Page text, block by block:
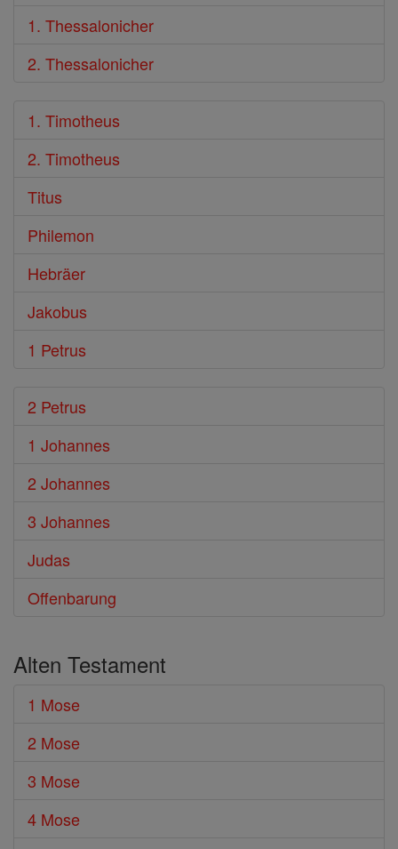
1. Thessalonicher
2. Thessalonicher
1. Timotheus
2. Timotheus
Titus
Philemon
Hebräer
Jakobus
1 Petrus
2 Petrus
1 Johannes
2 Johannes
3 Johannes
Judas
Offenbarung
Alten Testament
1 Mose
2 Mose
3 Mose
4 Mose